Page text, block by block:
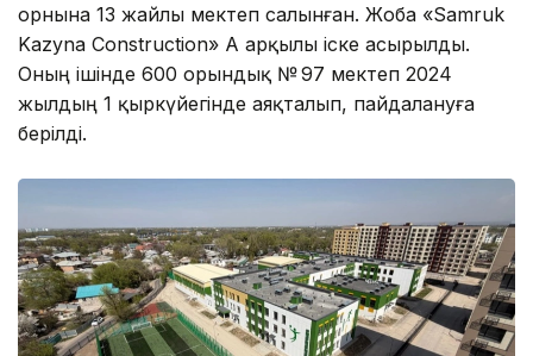
орнына 13 жайлы мектеп салынған. Жоба «Samruk
Kazyna Construction» АҚ арқылы іске асырылды.
Оның ішінде 600 орындық № 97 мектеп 2024
жылдың 1 қыркүйегінде аяқталып, пайдалануға
берілді.